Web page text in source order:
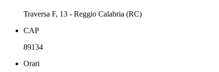
Traversa F, 13 - Reggio Calabria (RC)
CAP
89134
Orari